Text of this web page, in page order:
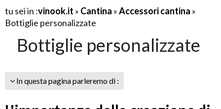
tu sei in :vinook.it » Cantina »Accessori cantina »
Bottiglie personalizzate
Bottiglie personalizzate
In questa pagina parleremo di :